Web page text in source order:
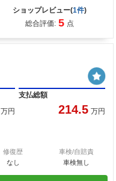
ショップレビュー(1件)
総合評価: 5 点
万円
支払総額
214.5 万円
修復歴
なし
車検/自賠責
車検無し